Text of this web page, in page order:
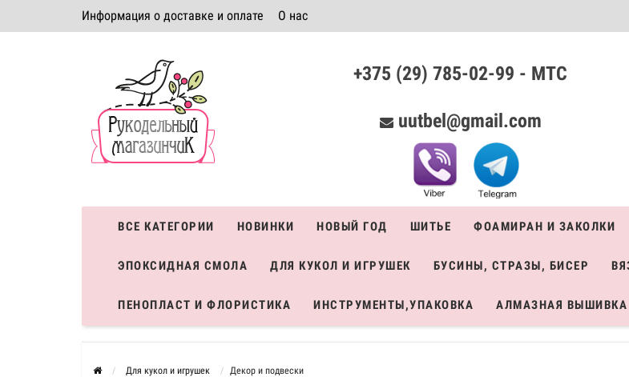
Информация о доставке и оплате О нас
Система скидок +375 (29) 785-02-99 - МТС
uutbel@gmail.com
ВСЕ КАТЕГОРИИ НОВИНКИ НОВЫЙ ГОД ШИТЬЕ ФОАМИРАН И ЗАКОЛКИ
ЭПОКСИДНАЯ СМОЛА ДЛЯ КУКОЛ И ИГРУШЕК БУСИНЫ, СТРАЗЫ, БИСЕР
ПЕНОПЛАСТ И ФЛОРИСТИКА ИНСТРУМЕНТЫ,УПАКОВКА АЛМАЗНАЯ ВЫШИВКА
Для кукол и игрушек Декор и подвески